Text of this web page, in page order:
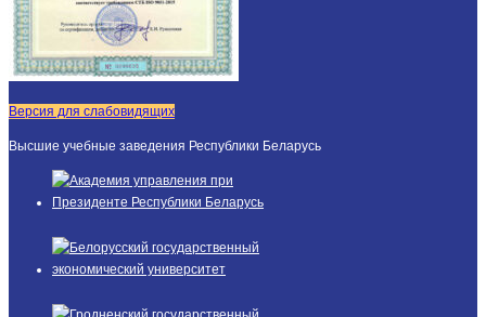
Версия для слабовидящих
Высшие учебные заведения Республики Беларусь